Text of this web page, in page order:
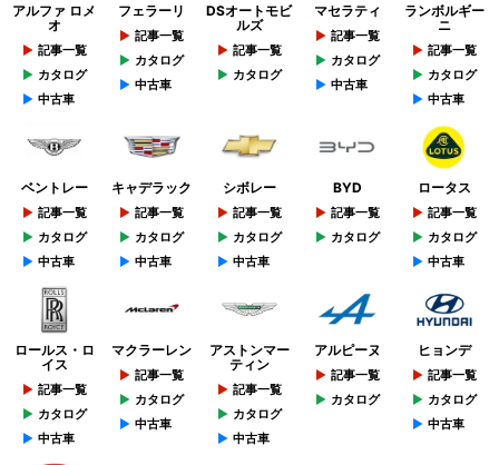
アルファ ロメ
オ
記事一覧
カタログ
中古車
フェラーリ
記事一覧
カタログ
中古車
DSオートモビ
ルズ
記事一覧
カタログ
マセラティ
記事一覧
カタログ
中古車
ランボルギー
ニ
記事一覧
カタログ
中古車
ベントレー
記事一覧
カタログ
中古車
キャデラック
記事一覧
カタログ
中古車
シボレー
記事一覧
カタログ
中古車
BYD
記事一覧
カタログ
ロータス
記事一覧
カタログ
中古車
ロールス・ロ
イス
記事一覧
カタログ
中古車
マクラーレン
記事一覧
カタログ
中古車
アストンマー
ティン
記事一覧
カタログ
中古車
アルピーヌ
記事一覧
カタログ
ヒョンデ
記事一覧
カタログ
中古車